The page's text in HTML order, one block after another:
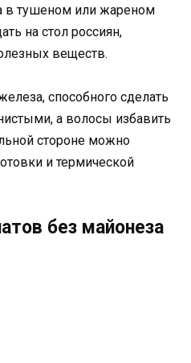
в тушеном или жареном
на стол россиян,
веществ.
способного сделать
а волосы избавить
стороне можно
и термической
без майонеза